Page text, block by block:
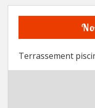
Terrassement